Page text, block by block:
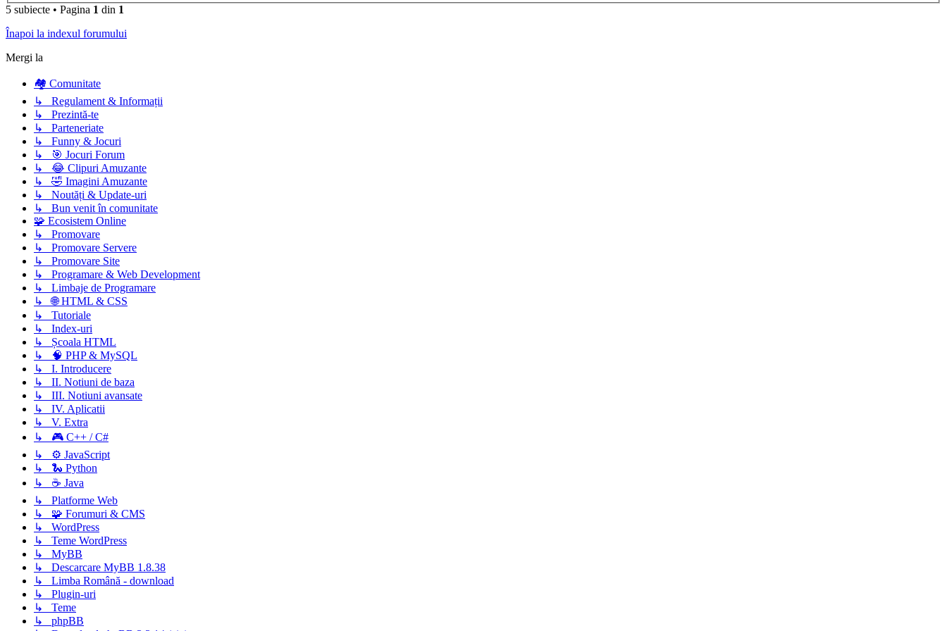
5 subiecte • Pagina 1 din 1
Înapoi la indexul forumului
Mergi la
🏘️ Comunitate
↳ Regulament & Informații
↳ Prezintă-te
↳ Parteneriate
↳ Funny & Jocuri
↳ 🎯 Jocuri Forum
↳ 😂 Clipuri Amuzante
↳ 🤣 Imagini Amuzante
↳ Noutăți & Update-uri
↳ Bun venit în comunitate
🧩 Ecosistem Online
↳ Promovare
↳ Promovare Servere
↳ Promovare Site
↳ Programare & Web Development
↳ Limbaje de Programare
↳ 🌐 HTML & CSS
↳ Tutoriale
↳ Index-uri
↳ Școala HTML
↳ 🧠 PHP & MySQL
↳ I. Introducere
↳ II. Notiuni de baza
↳ III. Notiuni avansate
↳ IV. Aplicatii
↳ V. Extra
↳ 🎮 C++ / C#
↳ ⚙️ JavaScript
↳ 🐍 Python
↳ ☕ Java
↳ Platforme Web
↳ 🧩 Forumuri & CMS
↳ WordPress
↳ Teme WordPress
↳ MyBB
↳ Descarcare MyBB 1.8.38
↳ Limba Română - download
↳ Plugin-uri
↳ Teme
↳ phpBB